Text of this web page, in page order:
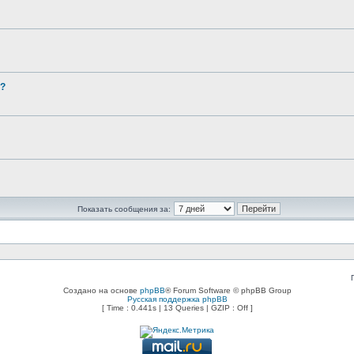
Показать сообщения за:
Создано на основе phpBB® Forum Software © phpBB Group
Русская поддержка phpBB
[ Time : 0.441s | 13 Queries | GZIP : Off ]